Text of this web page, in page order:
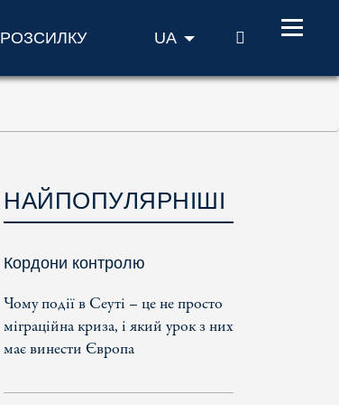
UA ПОШУК
НАЙПОПУЛЯРНІШІ
Кордони контролю
Чому події в Сеуті – це не просто
міграційна криза, і який урок з них
має винести Європа